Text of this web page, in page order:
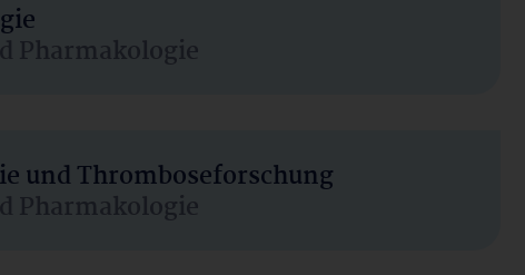
Pharmakologie
und Thromboseforschung
Pharmakologie